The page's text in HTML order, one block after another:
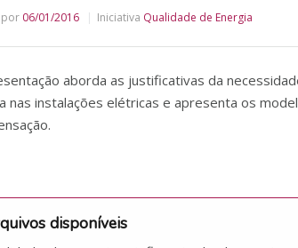
06/01/2016 Iniciativa Qualidade de Energia
aborda as justificativas da
nas instalações elétricas e apresenta os
disponíveis